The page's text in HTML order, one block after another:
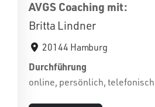
AVGS Coaching mit:
Britta Lindner
20144 Hamburg
Durchführung
online, persönlich, telefonisch